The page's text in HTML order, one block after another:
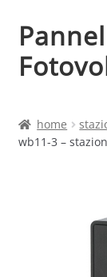
Vai
alla
navigazione
Vai
al
contenuto
Cart
home
wb11-3 –